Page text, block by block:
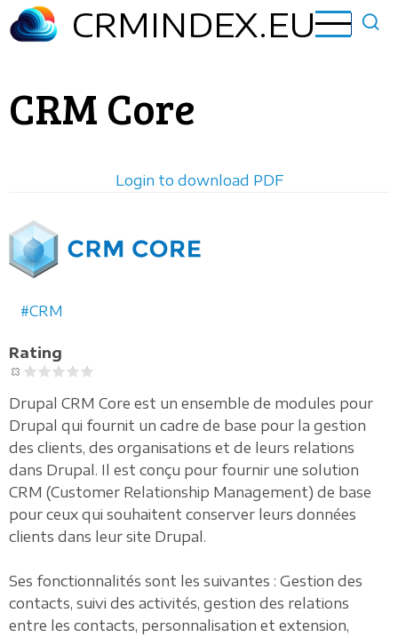
Aller
au
CRMINDEX.EU
CRM Core
Login to download PDF
Horizontal
logo
CRM
Rating
Drupal CRM Core est un ensemble de modules pour
Drupal qui fournit un cadre de base pour la gestion
des clients, des organisations et de leurs relations
dans Drupal. Il est conçu pour fournir une solution
CRM (Customer Relationship Management) de base
pour ceux qui souhaitent conserver leurs données
clients dans leur site Drupal.
Ses fonctionnalités sont les suivantes : Gestion des
contacts, suivi des activités, gestion des relations
entre les contacts, personnalisation et extension,